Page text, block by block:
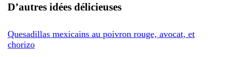
D’autres idées délicieuses
Quesadillas mexicains au poivron rouge, avocat, et
chorizo